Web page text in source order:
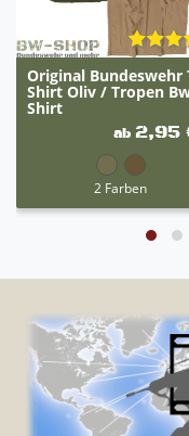
Original Bundeswehr
Shirt Oliv / Tropen
Shirt
ab 2,95
2 Farben